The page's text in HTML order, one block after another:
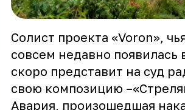
Солист проекта «Voron»,
совсем недавно появилась
скоро представит на суд
свою композицию
Авария, произошедшая